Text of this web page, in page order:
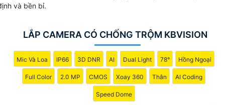
camera kbvision khá phù hợp với công trình dân dụng cửa hàng gia đình
Nguyễn Xí, P.26, Q. Bình Thạnh,TP. HCM
Thông tin về camera kbvision
sử dụng chip cmos và sony Starvis Công nghệ giám sát ban đêm tốt
🗨️ Thương hiệu camera kbvision có chính sách chiết
khấu khá hấp dẫn so với nhiều thương hiệu khác. ngoài
và bền bỉ.
LẮP CAMERA CÓ CHỐNG TRỘM KBVISION
Mic Và Loa IP66 3D DNR AI Dual Light 78° Hồng Ngoại
Full Color 2.0 MP CMOS Xoay 360 Thân AI Coding
Speed Dome